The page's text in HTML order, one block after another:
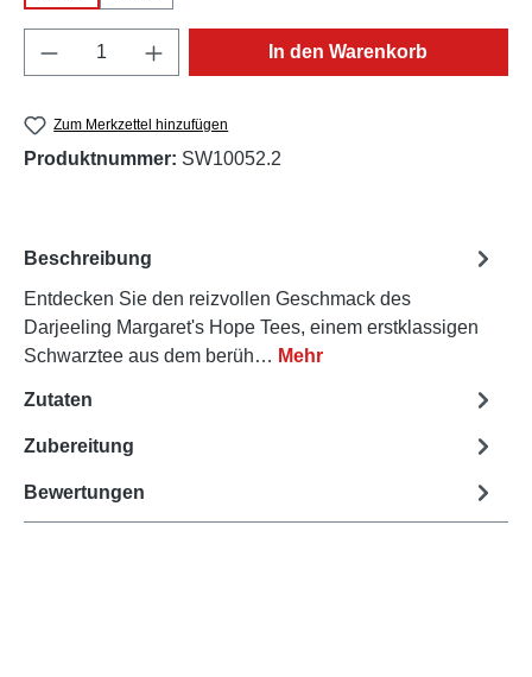
Produkt Anzahl: Gib den gewünschten
In den Warenkorb
Zum Merkzettel hinzufügen
Produktnummer: SW10052.2
Beschreibung
Entdecken Sie den reizvollen Geschmack des
Darjeeling Margaret's Hope Tees, einem erstklassigen
Schwarztee aus dem berüh… Mehr
Zutaten
Zubereitung
Bewertungen